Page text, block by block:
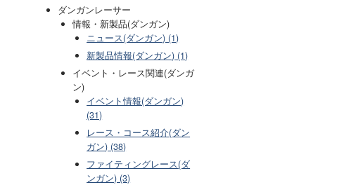
ダンガンレーサー
情報・新製品(ダンガン)
ニュース(ダンガン) (1)
新製品情報(ダンガン) (1)
イベント・レース関連(ダンガ
ン)
イベント情報(ダンガン)
(31)
レース・コース紹介(ダン
ガン) (38)
ファイティングレース(ダ
ンガン) (3)